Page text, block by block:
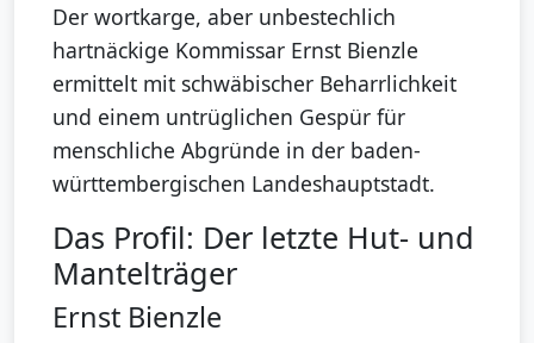
Der wortkarge, aber unbestechlich
hartnäckige Kommissar Ernst Bienzle
ermittelt mit schwäbischer Beharrlichkeit
und einem untrüglichen Gespür für
menschliche Abgründe in der baden-
württembergischen Landeshauptstadt.
Das Profil: Der letzte Hut- und
Mantelträger
Ernst Bienzle